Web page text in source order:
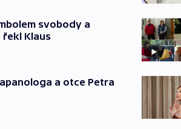
svobody a
Klaus
a otce Petra